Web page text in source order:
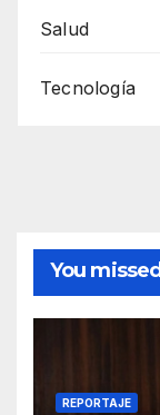
Salud
Tecnología
You missed
REPORTAJE